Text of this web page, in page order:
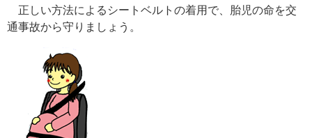
正しい方法によるシートベルトの着用で、胎児の命を交
通事故から守りましょう。